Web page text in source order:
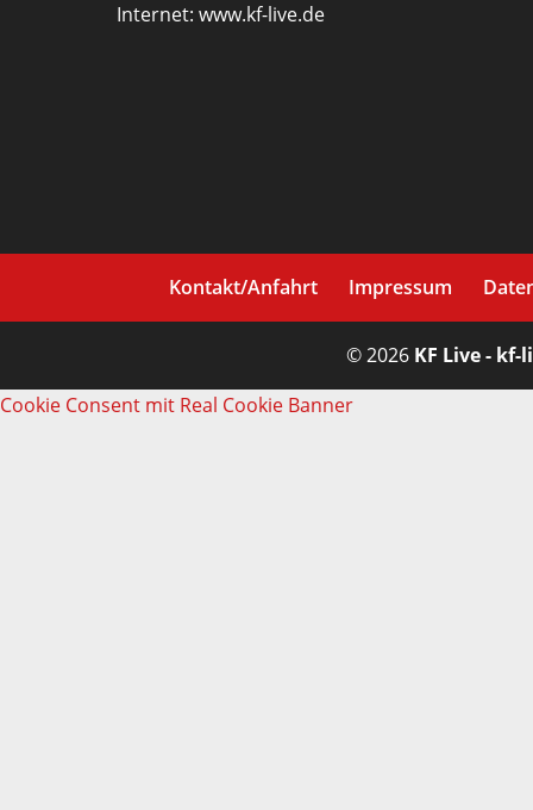
Internet: www.kf-live.de
Kontakt/Anfahrt Impressum
© 2026 KF Live - kf-
Cookie Consent mit Real Cookie Banner